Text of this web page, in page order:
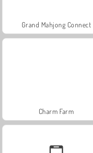
Grand Mahjong Connect
Charm Farm